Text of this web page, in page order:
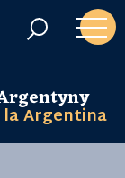
la Argentina